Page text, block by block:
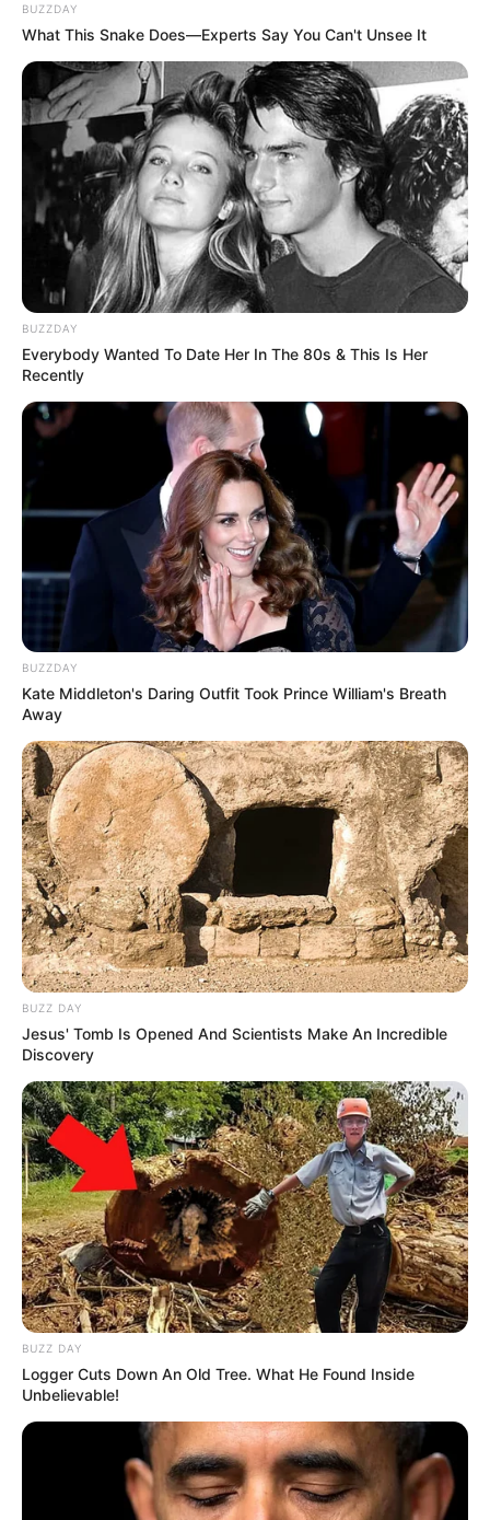
Fail! 10 Potret Makanan Gagal
Dimasak yang Bikin Kamu
Nggak Selera
10 Pose Manekin Anti
Mainstream yang Konyol
8 Kata Lucu Seputar Malam
Minggu ala Jomblo yang Bikin
Ngenes
10 Desain Kanopi Tempat
Tidur, Serasa Beristirahat di
Kamar Raja
Tampil Lebih Modern, 7 Potret
Hasil Renovasi Rumah Berusia
90 Tahun
BUZZDAY
What This Snake Does—Experts Say You Can't Unsee It
BUZZDAY
Everybody Wanted To Date Her In The 80s & This Is Her
Recently
BUZZDAY
Kate Middleton's Daring Outfit Took Prince William's Breath
Away
BUZZ DAY
Jesus' Tomb Is Opened And Scientists Make An Incredible
Discovery
BUZZ DAY
Logger Cuts Down An Old Tree. What He Found Inside
Unbelievable!